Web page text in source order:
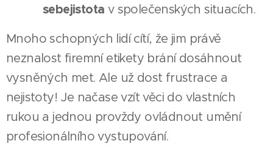
sebejistota v společenských situacích.
Mnoho schopných lidí cítí, že jim právě
neznalost firemní etikety brání dosáhnout
vysněných met. Ale už dost frustrace a
nejistoty! Je načase vzít věci do vlastních
rukou a jednou provždy ovládnout umění
profesionálního vystupování.